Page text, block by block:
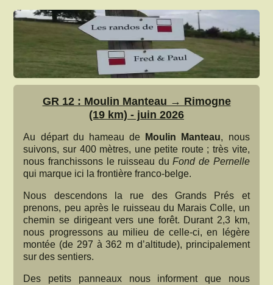
GR 12 : Moulin Manteau → Rimogne
(19 km) - juin 2026
Au départ du hameau de Moulin Manteau, nous
suivons, sur 400 mètres, une petite route ; très vite,
nous franchissons le ruisseau duFond de Pernelle
qui marque ici la frontière franco-belge.
Nous descendons la rue des Grands Prés et
prenons, peu après le ruisseau du Marais Colle, un
chemin se dirigeant vers une forêt. Durant 2,3 km,
nous progressons au milieu de celle-ci, en légère
montée (de 297 à 362 m d’altitude), principalement
sur des sentiers.
Des petits panneaux nous informent que nous